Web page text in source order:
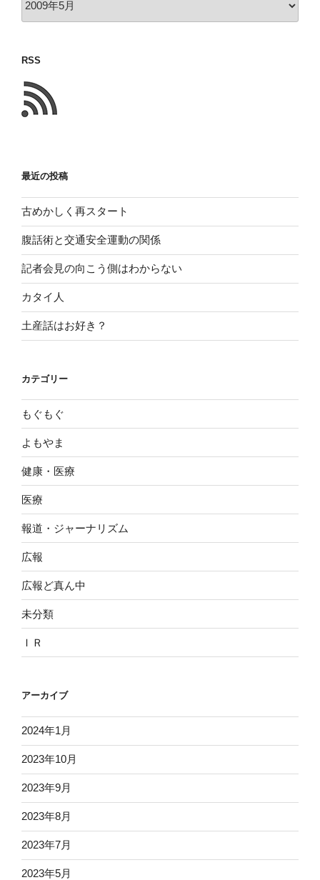
い
た
こ
と
RSS
最近の投稿
古めかしく再スタート
腹話術と交通安全運動の関係
記者会見の向こう側はわからない
カタイ人
土産話はお好き？
カテゴリー
もぐもぐ
よもやま
健康・医療
医療
報道・ジャーナリズム
広報
広報ど真ん中
未分類
ＩＲ
アーカイブ
2024年1月
2023年10月
2023年9月
2023年8月
2023年7月
2023年5月